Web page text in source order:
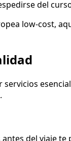
del
low-cost,
del viaje